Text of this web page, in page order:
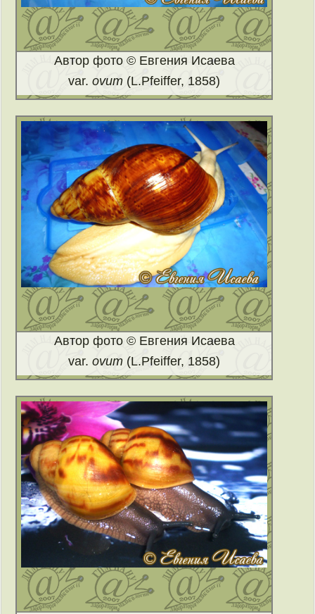
Автор фото © Евгения Исаева
var.ovum (L.Pfeiffer, 1858)
Автор фото © Евгения Исаева
var.ovum (L.Pfeiffer, 1858)